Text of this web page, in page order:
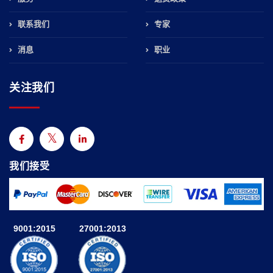
联系我们
消息
专家
职业
关注我们
我们接受
9001:2015 27001:2013